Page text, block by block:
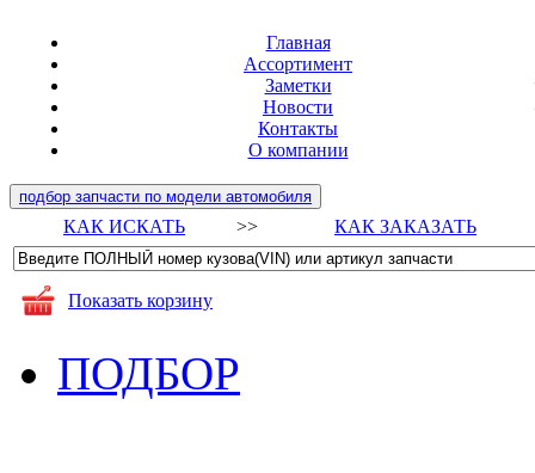
Главная
Ассортимент
Заметки
Новости
Контакты
О компании
подбор запчасти по модели автомобиля
КАК ИСКАТЬ >> КАК ЗАКАЗАТЬ
Показать корзину
ПОДБОР